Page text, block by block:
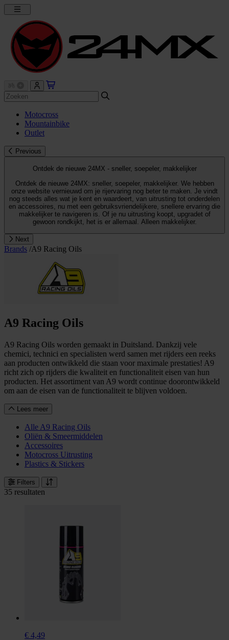
Motocross
Mountainbike
Outlet
Previous
Ontdek de nieuwe 24MX - sneller, soepeler, makkelijker
Ontdek de nieuwe 24MX: sneller, soepeler, makkelijker. We hebben
onze website vernieuwd om je rijervaring nog beter te maken. Je vindt
nog steeds alles wat je kent en waardeert, van uitrusting tot onderdelen
en accessoires, nu met een gebruiksvriendelijkere, snellere ervaring die
makkelijker te navigeren is. Of je nu uitrusting koopt, upgradet of
gewoon rondkijkt, het is er allemaal. Alleen makkelijker.
Next
Brands /A9 Racing Oils
A9 Racing Oils
A9 Racing Oils worden gemaakt in Duitsland. Dankzij vele
chemici, technici en specialisten werd samen met rijders een reeks
aan producten ontwikkeld die staan voor maximale prestaties! A9
richt zich op rijders die kwaliteit en functionaliteit eisen van hun
producten. Het assortiment van A9 wordt continue doorontwikkeld
om aan de eisen van de functionaliteit te blijven voldoen.
Lees meer
Alle A9 Racing Oils
Oliën & Smeermiddelen
Accessoires
Motocross Uitrusting
Plastics & Stickers
Filters
35 resultaten
€ 4,49